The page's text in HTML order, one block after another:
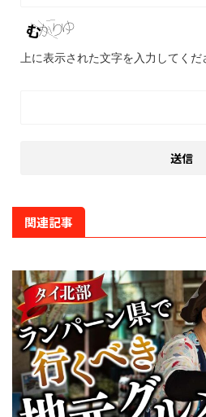
上に表示された文字を入力してくだ
関連記事